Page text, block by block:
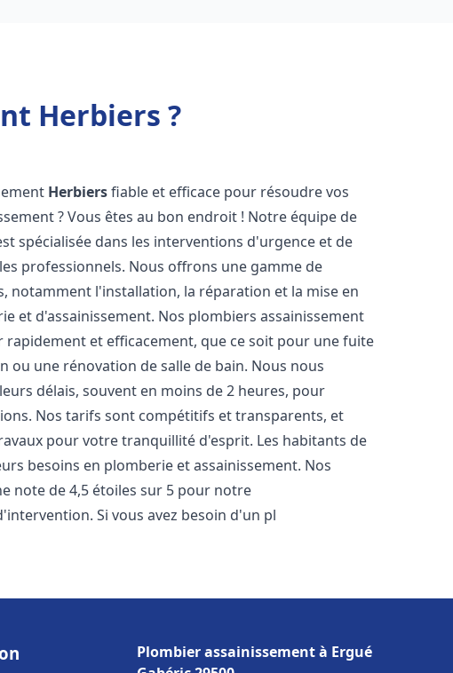
Herbiers ?
Herbiersfiable et efficace pour résoudre vos
? Vous êtes au bon endroit ! Notre équipe de
spécialisée dans les interventions d'urgence et de
professionnels. Nous offrons une gamme de
notamment l'installation, la réparation et la mise en
et d'assainissement. Nos plombiers assainissement
et efficacement, que ce soit pour une fuite
ou une rénovation de salle de bain. Nous nous
délais, souvent en moins de 2 heures, pour
Nos tarifs sont compétitifs et transparents, et
pour votre tranquillité d'esprit. Les habitants de
besoins en plomberie et assainissement. Nos
note de 4,5 étoiles sur 5 pour notre
Si vous avez besoin d'un pl
Plombier assainissement à Ergué